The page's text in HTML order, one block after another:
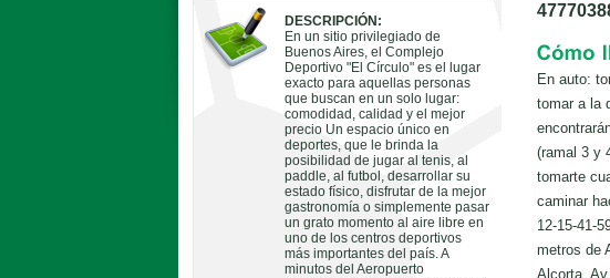
DESCRIPCIÓN:
En un sitio privilegiado de
Buenos Aires, el Complejo
Deportivo "El Círculo" es el lugar
exacto para aquellas personas
que buscan en un solo lugar:
comodidad, calidad y el mejor
precio Un espacio único en
deportes, que le brinda la
posibilidad de jugar al tenis, al
paddle, al futbol, desarrollar su
estado físico, disfrutar de la mejor
gastronomía o simplemente pasar
un grato momento al aire libre en
uno de los centros deportivos
más importantes del país. A
minutos del Aeropuerto
En auto:
tomar a la
(ramal 3 y
tomarte
caminar
12-15-41-
metros de
Alcorta,